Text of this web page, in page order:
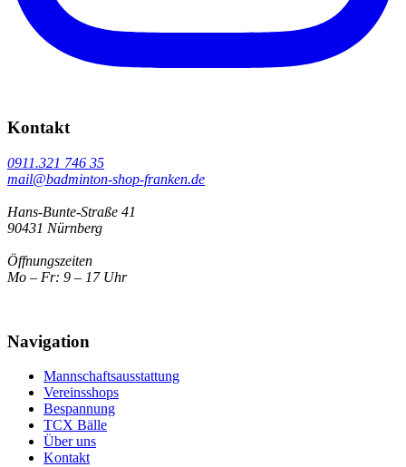
Kontakt
0911.321 746 35
mail@badminton-shop-franken.de
Hans-Bunte-Straße 41
90431 Nürnberg
Öffnungszeiten
Mo – Fr: 9 – 17 Uhr
Navigation
Mannschaftsausstattung
Vereinsshops
Bespannung
TCX Bälle
Über uns
Kontakt